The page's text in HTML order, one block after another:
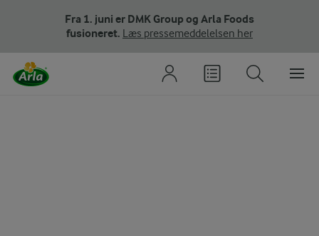
Fra 1. juni er DMK Group og Arla Foods
fusioneret. Læs pressemeddelelsen her